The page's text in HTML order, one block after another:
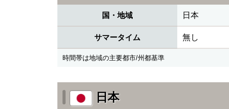
国・地域 日本
サマータイム 無し
時間帯は地域の主要都市/州都基準
日本